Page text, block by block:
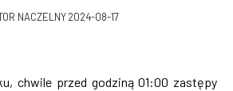
NACZELNY2024-08-17
chwile przed godziną 01:00 zastępy